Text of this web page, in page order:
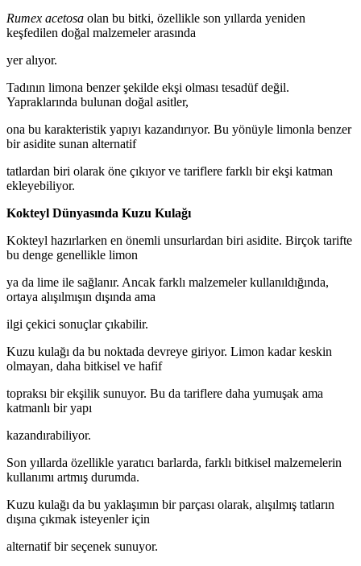
Rumex acetosa olan bu bitki, özellikle son yıllarda yeniden
keşfedilen doğal malzemeler arasında
yer alıyor.
Tadının limona benzer şekilde ekşi olması tesadüf değil.
Yapraklarında bulunan doğal asitler,
ona bu karakteristik yapıyı kazandırıyor. Bu yönüyle limonla benzer
bir asidite sunan alternatif
tatlardan biri olarak öne çıkıyor ve tariflere farklı bir ekşi katman
ekleyebiliyor.
Kokteyl Dünyasında Kuzu Kulağı
Kokteyl hazırlarken en önemli unsurlardan biri asidite. Birçok tarifte
bu denge genellikle limon
ya da lime ile sağlanır. Ancak farklı malzemeler kullanıldığında,
ortaya alışılmışın dışında ama
ilgi çekici sonuçlar çıkabilir.
Kuzu kulağı da bu noktada devreye giriyor. Limon kadar keskin
olmayan, daha bitkisel ve hafif
topraksı bir ekşilik sunuyor. Bu da tariflere daha yumuşak ama
katmanlı bir yapı
kazandırabiliyor.
Son yıllarda özellikle yaratıcı barlarda, farklı bitkisel malzemelerin
kullanımı artmış durumda.
Kuzu kulağı da bu yaklaşımın bir parçası olarak, alışılmış tatların
dışına çıkmak isteyenler için
alternatif bir seçenek sunuyor.